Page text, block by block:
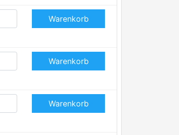
Warenkorb
Warenkorb
Warenkorb